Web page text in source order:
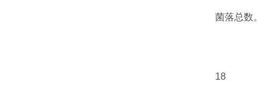
菌落总数。
18